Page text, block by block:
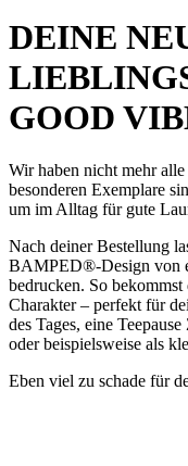
DEINE
GOOD
Wir haben nicht mehr
besonderen Exemplare
um im Alltag für gute
Nach deiner Bestellung
BAMPED®-Design von
bedrucken. So
Charakter – perfekt für
des Tages, eine
oder beispielsweise als
Eben viel zu schade für